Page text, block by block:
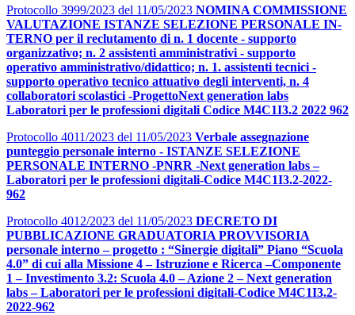
Protocollo 3999/2023 del 11/05/2023 NOMINA COMMISSIONE
VALUTAZIONE ISTANZE SELEZIONE PERSONALE IN-
TERNO per il reclutamento di n. 1 docente - supporto
organizzativo; n. 2 assistenti amministrativi - supporto
operativo amministrativo/didattico; n. 1. assistenti tecnici -
supporto operativo tecnico attuativo degli interventi, n. 4
collaboratori scolastici -ProgettoNext generation labs
Laboratori per le professioni digitali Codice M4C1I3.2 2022 962
Protocollo 4011/2023 del 11/05/2023 Verbale assegnazione
punteggio personale interno - ISTANZE SELEZIONE
PERSONALE INTERNO -PNRR -Next generation labs –
Laboratori per le professioni digitali-Codice M4C1I3.2-2022-
962
Protocollo 4012/2023 del 11/05/2023 DECRETO DI
PUBBLICAZIONE GRADUATORIA PROVVISORIA
personale interno – progetto : “Sinergie digitali” Piano “Scuola
4.0” di cui alla Missione 4 – Istruzione e Ricerca –Componente
1 – Investimento 3.2: Scuola 4.0 – Azione 2 – Next generation
labs – Laboratori per le professioni digitali-Codice M4C1I3.2-
2022-962